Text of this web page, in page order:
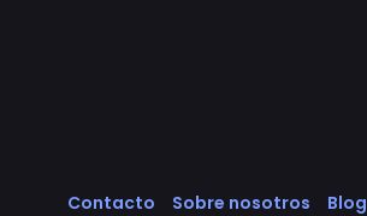
Contacto Sobre nosotros Blog